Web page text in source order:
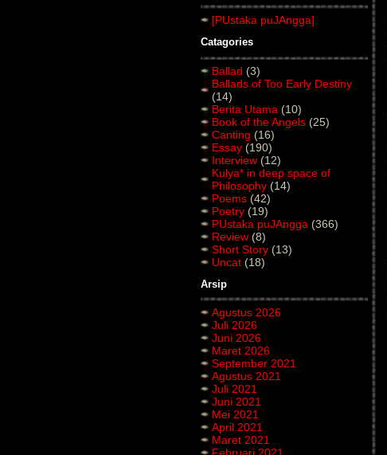
[PUstaka puJAngga]
Catagories
Ballad (3)
Ballads of Too Early Destiny
(14)
Berita Utama (10)
Book of the Angels (25)
Canting (16)
Essay (190)
Interview (12)
Kulya* in deep space of
Philosophy (14)
Poems (42)
Poetry (19)
PUstaka puJAngga (366)
Review (8)
Short Story (13)
Uncat (18)
Arsip
Agustus 2026
Juli 2026
Juni 2026
Maret 2026
September 2021
Agustus 2021
Juli 2021
Juni 2021
Mei 2021
April 2021
Maret 2021